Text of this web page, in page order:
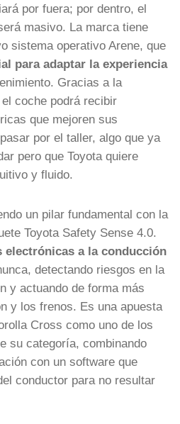
por fuera; por dentro, el
masivo. La marca tiene
sistema operativo Arene, que
para adaptar la experiencia
Gracias a la
coche podrá recibir
que mejoren sus
por el taller, algo que ya
pero que Toyota quiere
y fluido.
un pilar fundamental con la
Toyota Safety Sense 4.0.
electrónicas a la conducción
detectando riesgos en la
y actuando de forma más
y los frenos. Es una apuesta
Cross como uno de los
su categoría, combinando
con un software que
conductor para no resultar